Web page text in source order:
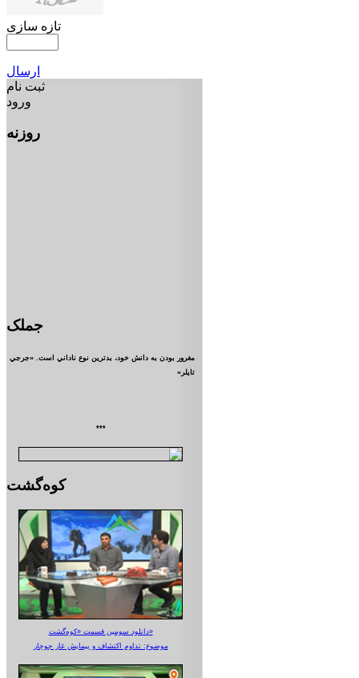
تازه سازی
ارسال
ثبت نام
ورود
روزنه
جملک
مغرور بودن به دانش خود، بدترين نوع ناداني است. «جرجي
تايلر»
***
کوه‌گشت
دانلود سومین قسمت «کوه‌گشت»
موضوع: تداوم اکتشاف و پیمایش غار جوجار